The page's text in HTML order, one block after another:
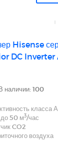
воздуха (вблизи
воздуха (вблизи
Hisense
DC Inverter
наличии: 100
класса
до 50 м3/час
CO2
воздуха